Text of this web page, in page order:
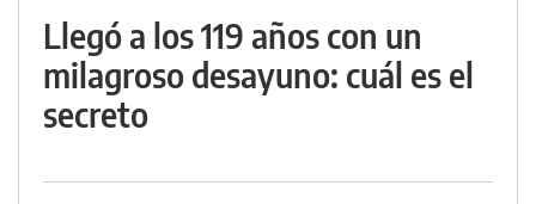
Llegó a los 119 años con un
milagroso desayuno: cuál es el
secreto